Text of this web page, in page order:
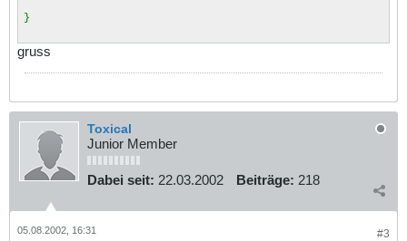
}
gruss
Toxical
Junior Member
Dabei seit: 22.03.2002 Beiträge: 218
#3
05.08.2002, 16:31